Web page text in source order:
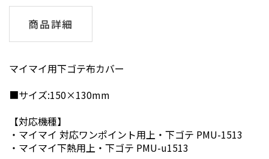
商品詳細
マイマイ用下ゴテ布カバー
■サイズ:150×130mm
【対応機種】
・ マイマイ 対応ワンポイント用上・下ゴテ PMU-1513
・ マイマイ下熱用上・下ゴテ PMU-u1513